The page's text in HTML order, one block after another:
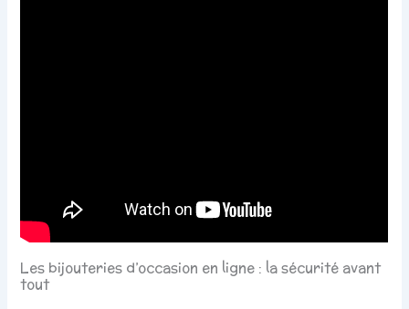
Les bijouteries d’occasion en ligne : la sécurité avant
tout